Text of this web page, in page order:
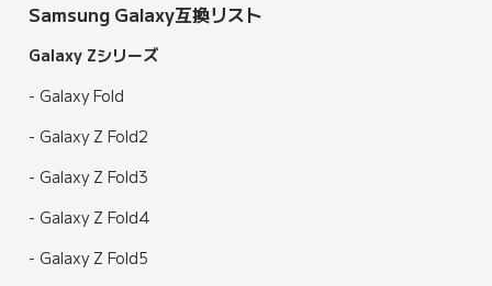
Samsung Galaxy互換リスト
Galaxy Zシリーズ
- Galaxy Fold
- Galaxy Z Fold2
- Galaxy Z Fold3
- Galaxy Z Fold4
- Galaxy Z Fold5